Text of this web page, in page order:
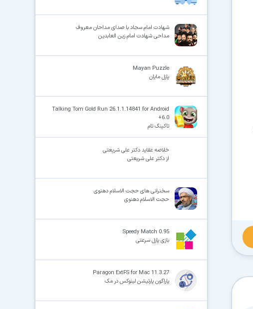
شهادت امام سجاد با صدای مداحان معروف
مداحی شهادت امام زین العابدین
Mayan Puzzle
پازل مایان
Talking Tom Gold Run 26.1.1.14841 for Android
+6.0
تاکینگ تام
خلاصه عقاید دکتر علی شریعتی
از دکتر علی شریعتی
سخنرانی های حجت الاسلام دهنوی
حجت الاسلام دهنوی
Speedy Match 0.95
بازی پازل سرعتی
Paragon ExtFS for Mac 11.3.27
پاراگون پارتیشن لینوکس در مک